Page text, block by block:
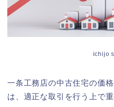
ichijo
一条工務店の中古住宅の価
は、適正な取引を行う上で重